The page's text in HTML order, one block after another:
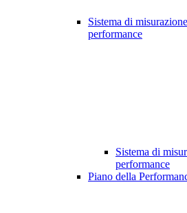
Sistema di
performance
Sistema di
performance
Piano della